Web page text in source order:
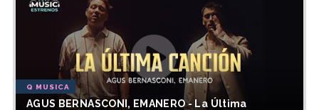
Q MUSICA
AGUS BERNASCONI, EMANERO - La Última